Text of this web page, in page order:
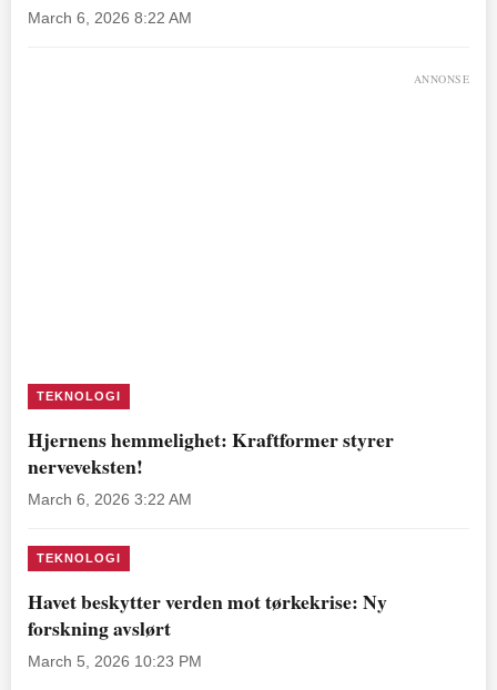
March 6, 2026 8:22 AM
ANNONSE
TEKNOLOGI
Hjernens hemmelighet: Kraftformer styrer
nerveveksten!
March 6, 2026 3:22 AM
TEKNOLOGI
Havet beskytter verden mot tørkekrise: Ny
forskning avslørt
March 5, 2026 10:23 PM